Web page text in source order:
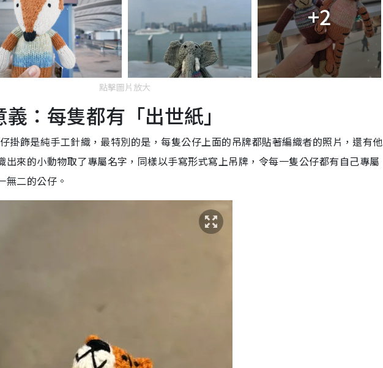
+2
點擊圖片放大
：每隻都有「出世紙」
掛飾是純手工針織，最特別的是，每隻公仔上面的吊牌都貼著編織者的照片，還有他
出來的小動物取了專屬名字，同樣以手寫形式寫上吊牌，令每一隻公仔都有自己專屬
無二的公仔。